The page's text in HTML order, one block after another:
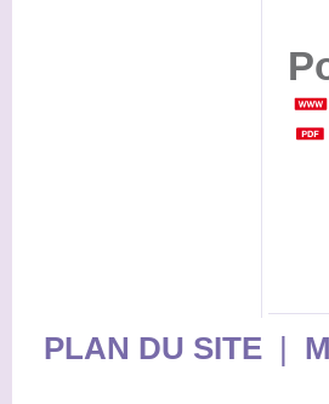
PLAN DU SITE|